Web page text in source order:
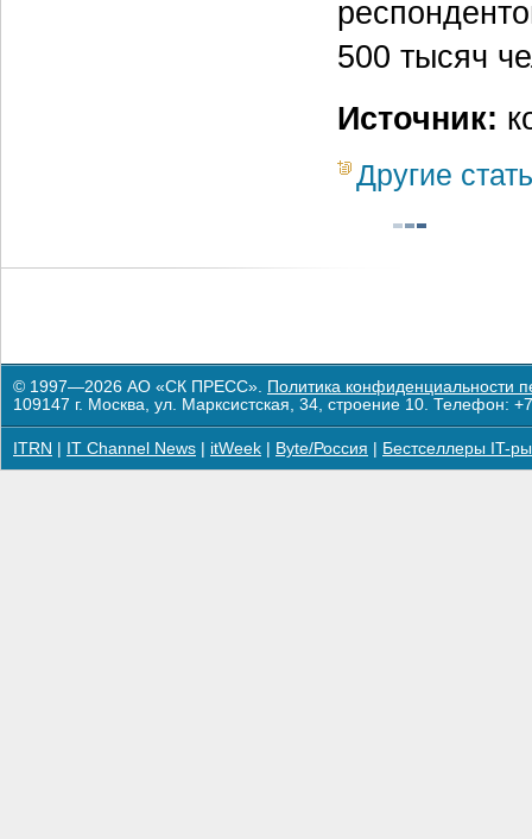
500 тысяч
Источник:
Другие
© 1997—2026 АО «СК ПРЕСС». Политика конфиденциальности
109147 г. Москва, ул. Марксистская, 34, строение 10. Телефон:
ITRN IT Channel News itWeek Byte/Россия Бестселлеры IT-